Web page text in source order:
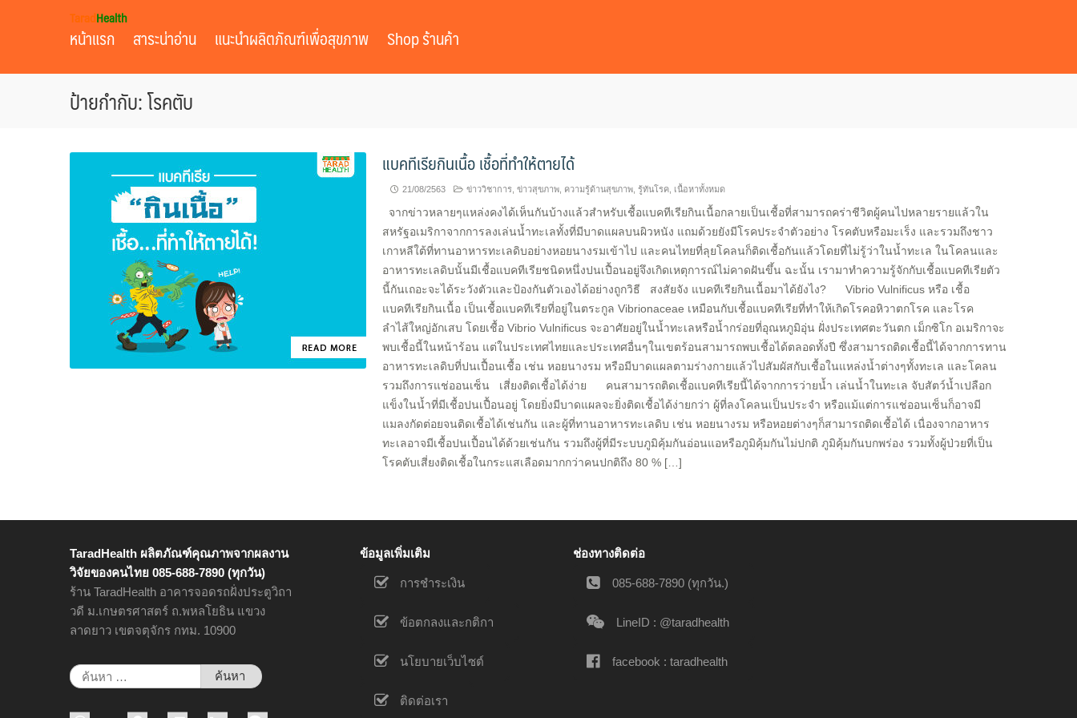
TaradHealth
หน้าแรก สาระน่าอ่าน แนะนำผลิตภัณฑ์เพื่อสุขภาพ Shop ร้านค้า
ป้ายกำกับ: โรคตับ
แบคทีเรียกินเนื้อ เชื้อที่ทำให้ตายได้
21/08/2563 ข่าววิชาการ, ข่าวสุขภาพ, ความรู้ด้านสุขภาพ, รู้ทันโรค, เนื้อหาทั้งหมด
จากข่าวหลายๆแหล่งคงได้เห็นกันบ้างแล้วสำหรับเชื้อแบคทีเรียกินเนื้อกลายเป็นเชื้อที่สามารถคร่าชีวิตผู้คนไปหลายรายแล้วใน
สหรัฐอเมริกาจากการลงเล่นน้ำทะเลทั้งที่มีบาดแผลบนผิวหนัง แถมด้วยยังมีโรคประจำตัวอย่าง โรคตับหรือมะเร็ง และรวมถึงชาว
เกาหลีใต้ที่ทานอาหารทะเลดิบอย่างหอยนางรมเข้าไป และคนไทยที่ลุยโคลนก็ติดเชื้อกันแล้วโดยที่ไม่รู้ว่าในน้ำทะเล ในโคลนและ
อาหารทะเลดิบนั้นมีเชื้อแบคทีเรียชนิดหนึ่งปนเปื้อนอยู่จึงเกิดเหตุการณ์ไม่คาดฝันขึ้น ฉะนั้น เรามาทำความรู้จักกับเชื้อแบคทีเรียตัว
นี้กันเถอะจะได้ระวังตัวและป้องกันตัวเองได้อย่างถูกวิธี สงสัยจัง แบคทีเรียกินเนื้อมาได้ยังไง? Vibrio Vulnificus หรือ เชื้อ
แบคทีเรียกินเนื้อ เป็นเชื้อแบคทีเรียที่อยู่ในตระกูล Vibrionaceae เหมือนกับเชื้อแบคทีเรียที่ทำให้เกิดโรคอหิวาตกโรค และโรค
ลำไส้ใหญ่อักเสบ โดยเชื้อ Vibrio Vulnificus จะอาศัยอยู่ในน้ำทะเลหรือน้ำกร่อยที่อุณหภูมิอุ่น ฝั่งประเทศตะวันตก เม็กซิโก อเมริกาจะ
พบเชื้อนี้ในหน้าร้อน แต่ในประเทศไทยและประเทศอื่นๆในเขตร้อนสามารถพบเชื้อได้ตลอดทั้งปี ซึ่งสามารถติดเชื้อนี้ได้จากการทาน
อาหารทะเลดิบที่ปนเปื้อนเชื้อ เช่น หอยนางรม หรือมีบาดแผลตามร่างกายแล้วไปสัมผัสกับเชื้อในแหล่งน้ำต่างๆทั้งทะเล และโคลน
รวมถึงการแช่ออนเซ็น เสี่ยงติดเชื้อได้ง่าย คนสามารถติดเชื้อแบคทีเรียนี้ได้จากการว่ายน้ำ เล่นน้ำในทะเล จับสัตว์น้ำเปลือก
แข็งในน้ำที่มีเชื้อปนเปื้อนอยู่ โดยยิ่งมีบาดแผลจะยิ่งติดเชื้อได้ง่ายกว่า ผู้ที่ลงโคลนเป็นประจำ หรือแม้แต่การแช่ออนเซ็นก็อาจมี
แมลงกัดต่อยจนติดเชื้อได้เช่นกัน และผู้ที่ทานอาหารทะเลดิบ เช่น หอยนางรม หรือหอยต่างๆก็สามารถติดเชื้อได้ เนื่องจากอาหาร
ทะเลอาจมีเชื้อปนเปื้อนได้ด้วยเช่นกัน รวมถึงผู้ที่มีระบบภูมิคุ้มกันอ่อนแอหรือภูมิคุ้มกันไม่ปกติ ภูมิคุ้มกันบกพร่อง รวมทั้งผู้ป่วยที่เป็น
โรคตับเสี่ยงติดเชื้อในกระแสเลือดมากกว่าคนปกติถึง 80 % […]
TaradHealth ผลิตภัณฑ์คุณภาพจากผลงาน
วิจัยของคนไทย 085-688-7890 (ทุกวัน)
ร้าน TaradHealth อาคารจอดรถฝั่งประตูวิถา
วดี ม.เกษตรศาสตร์ ถ.พหลโยธิน แขวง
ลาดยาว เขตจตุจักร กทม. 10900
ค้นหา
สำหรับ:
ข้อมูลเพิ่มเติม
การชำระเงิน
ข้อตกลงและกติกา
นโยบายเว็บไซต์
ติดต่อเรา
ช่องทางติดต่อ
085-688-7890 (ทุกวัน.)
LineID : @taradhealth
facebook : taradhealth